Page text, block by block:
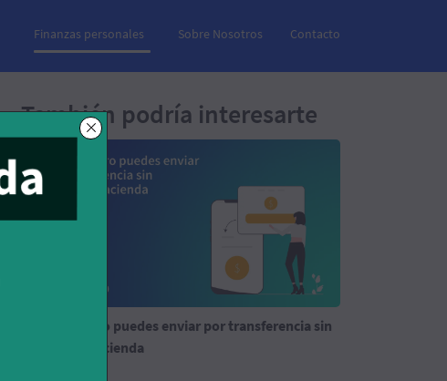
Finanzas personales Sobre Nosotros Contacto
También podría interesarte
Cuánto dinero puedes enviar por transferencia sin
declarar a Hacienda